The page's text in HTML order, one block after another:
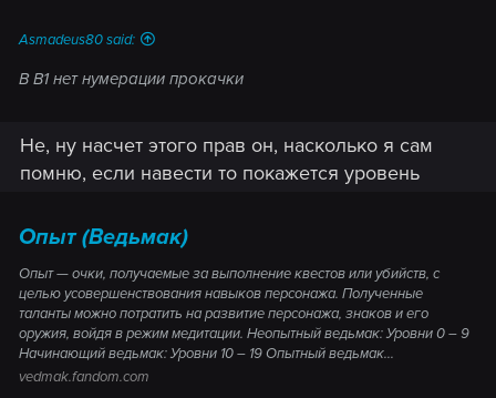
Asmadeus80 said:
В В1 нет нумерации прокачки
Не, ну насчет этого прав он, насколько я сам
помню, если навести то покажется уровень
Опыт (Ведьмак)
Опыт — очки, получаемые за выполнение квестов или убийств, с
целью усовершенствования навыков персонажа. Полученные
таланты можно потратить на развитие персонажа, знаков и его
оружия, войдя в режим медитации. Неопытный ведьмак: Уровни 0 – 9
Начинающий ведьмак: Уровни 10 – 19 Опытный ведьмак...
vedmak.fandom.com